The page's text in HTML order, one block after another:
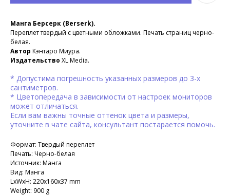
Манга Берсерк (Berserk).
Переплет твердый с цветными обложками. Печать страниц черно-
белая.
Автор Кэнтаро Миура.
Издательство XL Media.
* Допустима погрешность указанных размеров до 3-х
сантиметров.
* Цветопередача в зависимости от настроек мониторов
может отличаться.
Если вам важны точные оттенок цвета и размеры,
уточните в чате сайта, консультант постарается помочь.
Формат: Твердый переплет
Печать: Черно-белая
Источник: Манга
Вид: Манга
LxWxH: 220x160x37 mm
Weight: 900 g